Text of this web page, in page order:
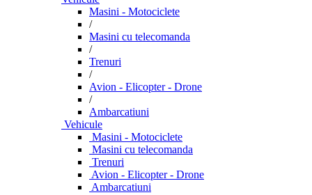
Masini - Motociclete
/
Masini cu telecomanda
/
Trenuri
/
Avion - Elicopter - Drone
/
Ambarcatiuni
Vehicule
Masini - Motociclete
Masini cu telecomanda
Trenuri
Avion - Elicopter - Drone
Ambarcatiuni